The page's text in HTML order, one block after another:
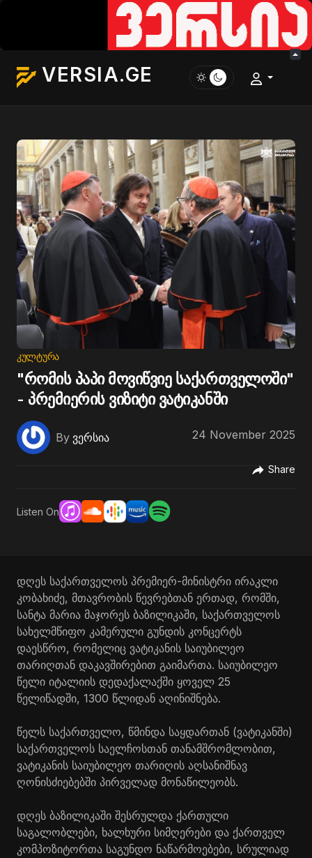
VERSIA.GE
ᲙᲣᲚᲢᲣᲠᲐ
"რომის პაპი მოვიწვიე საქართველოში"
- პრემიერის ვიზიტი ვატიკანში
By ვერსია 24 November 2025
Share
Listen On
დღეს საქართველოს პრემიერ-მინისტრი ირაკლი
კობახიძე, მთავრობის წევრებთან ერთად, რომში,
სანტა მარია მაჯორეს ბაზილიკაში, საქართველოს
სახელმწიფო კამერული გუნდის კონცერტს
დაესწრო, რომელიც ვატიკანის საიუბილეო
თარიღთან დაკავშირებით გაიმართა. საიუბილეო
წელი იტალიის დედაქალაქში ყოველ 25
წელიწადში, 1300 წლიდან აღინიშნება.
წელს საქართველო, წმინდა საყდართან (ვატიკანში)
საქართველოს საელჩოსთან თანამშრომლობით,
ვატიკანის საიუბილეო თარიღის აღსანიშნავ
ღონისძიებებში პირველად მონაწილეობს.
დღეს ბაზილიკაში შესრულდა ქართული
საგალობლები, ხალხური სიმღერები და ქართველ
კომპოზიტორთა საგუნდო ნაწარმოებები, სრულიად